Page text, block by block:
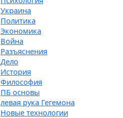
Украина
Политика
Экономика
Война
Разъяснения
Дело
История
Философия
ПБ основы
левая рука Гегемона
Новые технологии